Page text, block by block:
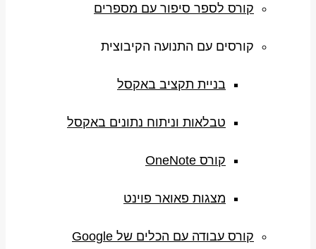
קורס לספר סיפור עם מספרים
קורסים עם התנועה הקיבוצית
בניית תקציב באקסל
טבלאות וניתוח נתונים באקסל
קורס OneNote
מצגות פאואר פוינט
קורס עבודה עם הכלים של Google